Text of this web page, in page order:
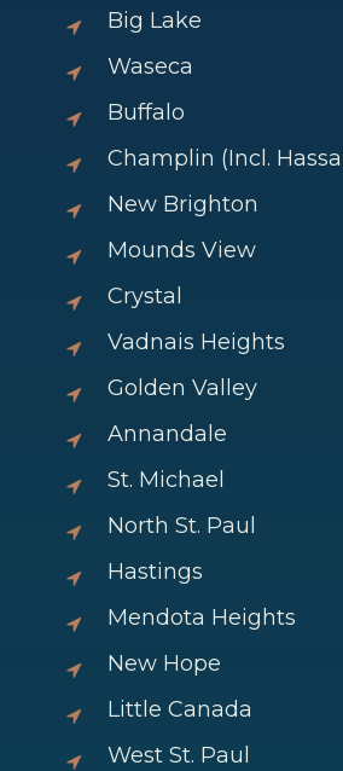
Big Lake
Waseca
Buffalo
Champlin (Incl.
New Brighton
Mounds View
Crystal
Vadnais Heights
Golden Valley
Annandale
St. Michael
North St. Paul
Hastings
Mendota Heights
New Hope
Little Canada
West St. Paul